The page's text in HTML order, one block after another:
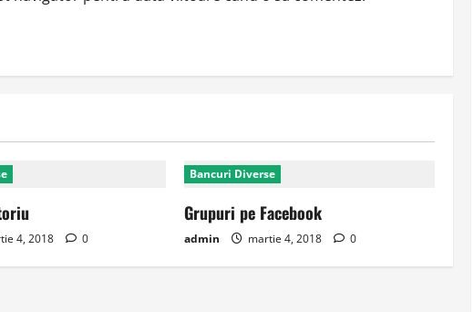
4, 2018 0
Bancuri Diverse
Grupuri pe Facebook
admin martie 4, 2018 0